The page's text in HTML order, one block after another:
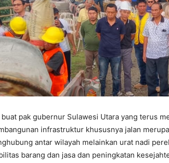
buat pak gubernur Sulawesi Utara yang terus
infrastruktur khususnya jalan
antar wilayah melainkan urat nadi
barang dan jasa dan peningkatan